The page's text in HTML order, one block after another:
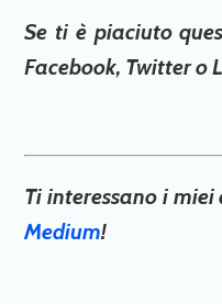
Se ti è piaciuto
Facebook, Twitter o
Ti interessano i
Medium!